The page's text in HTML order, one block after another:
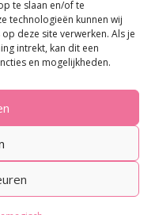
te slaan en/of te
technologieën kunnen wij
deze site verwerken. Als je
intrekt, kan dit een
en mogelijkheden.
van Mamagisch.
onder geen beding
Wanneer er gebruik
derden, zal dit